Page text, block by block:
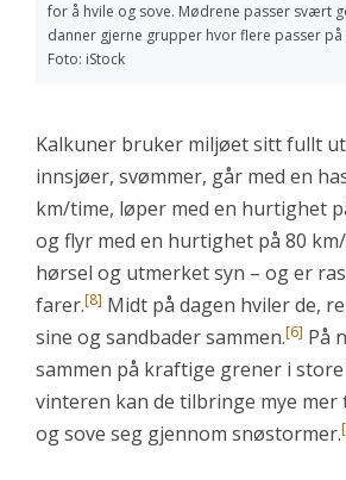
for å hvile og sove. Mødrene passer svært
danner gjerne grupper hvor flere passer på
Foto: iStock
Kalkuner bruker miljøet sitt fullt ut
innsjøer, svømmer, går med en
km/time, løper med en hurtighet
og flyr med en hurtighet på 80
hørsel og utmerket syn – og er
farer.[8] Midt på dagen hviler de,
sine og sandbader sammen.[6] På
sammen på kraftige grener i
vinteren kan de tilbringe mye
og sove seg gjennom snøstormer.